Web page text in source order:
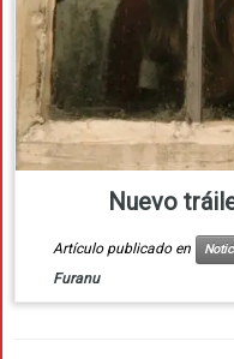
Nuevo
Artículo publicado en
Furanu